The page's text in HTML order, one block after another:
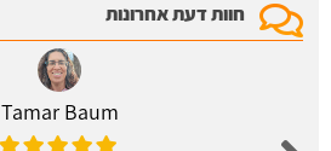
חוות דעת אחרונות
Tamar Baum